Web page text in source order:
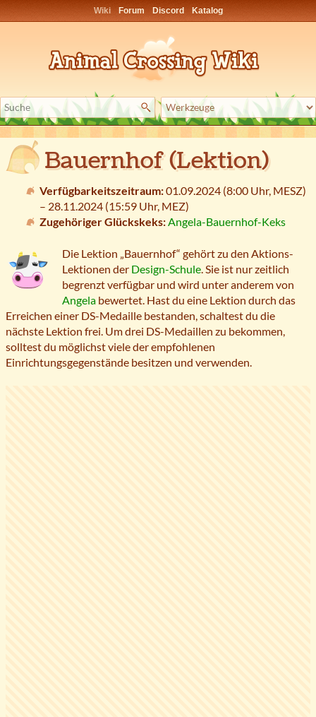
Wiki Forum Discord Katalog
Bauernhof (Lektion)
Verfügbarkeitszeitraum:01.09.2024 (8:00 Uhr, MESZ)
– 28.11.2024 (15:59 Uhr, MEZ)
Zugehöriger Glückskeks:Angela-Bauernhof-Keks
Die Lektion „Bauernhof“ gehört zu den Aktions-
Lektionen der Design-Schule . Sie ist nur zeitlich
begrenzt verfügbar und wird unter anderem von
Angela bewertet. Hast du eine Lektion durch das
Erreichen einer DS-Medaille bestanden, schaltest du die
nächste Lektion frei. Um drei DS-Medaillen zu bekommen,
solltest du möglichst viele der empfohlenen
Einrichtungsgegenstände besitzen und verwenden.